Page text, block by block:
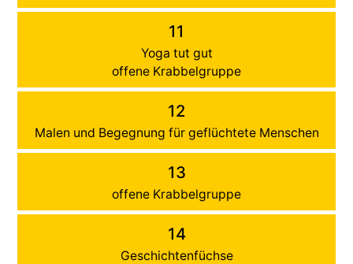
11
Yoga tut gut
offene Krabbelgruppe
12
Malen und Begegnung für geflüchtete Menschen
13
offene Krabbelgruppe
14
Geschichtenfüchse